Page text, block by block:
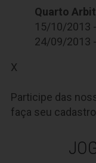
Quarto
15/10/2013
24/09/2013
X
Participe das
faça seu